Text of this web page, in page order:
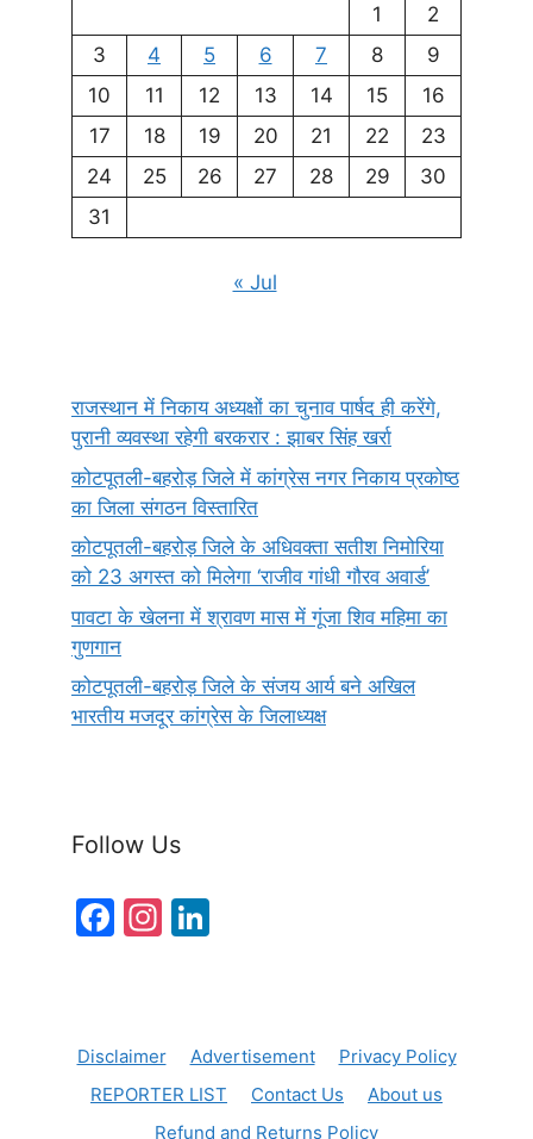
1
2
3
4 5 6 7 8
9
10
11 12 13 14 15
16
17
18 19 20 21 22
23
24
25 26 27 28 29
30
31
« Jul
राजस्थान में निकाय अध्यक्षों का चुनाव पार्षद ही करेंगे,
पुरानी व्यवस्था रहेगी बरकरार : झाबर सिंह खर्रा
कोटपूतली-बहरोड़ जिले में कांग्रेस नगर निकाय प्रकोष्ठ
का जिला संगठन विस्तारित
कोटपूतली-बहरोड़ जिले के अधिवक्ता सतीश निमोरिया
को 23 अगस्त को मिलेगा ‘राजीव गांधी गौरव अवार्ड’
पावटा के खेलना में श्रावण मास में गूंजा शिव महिमा का
गुणगान
कोटपूतली-बहरोड़ जिले के संजय आर्य बने अखिल
भारतीय मजदूर कांग्रेस के जिलाध्यक्ष
Follow Us
F
b
o
In
a
m
dI
n
Disclaimer Advertisement
Privacy Policy
REPORTER LIST
Contact Us
About us
Refund and Returns Policy